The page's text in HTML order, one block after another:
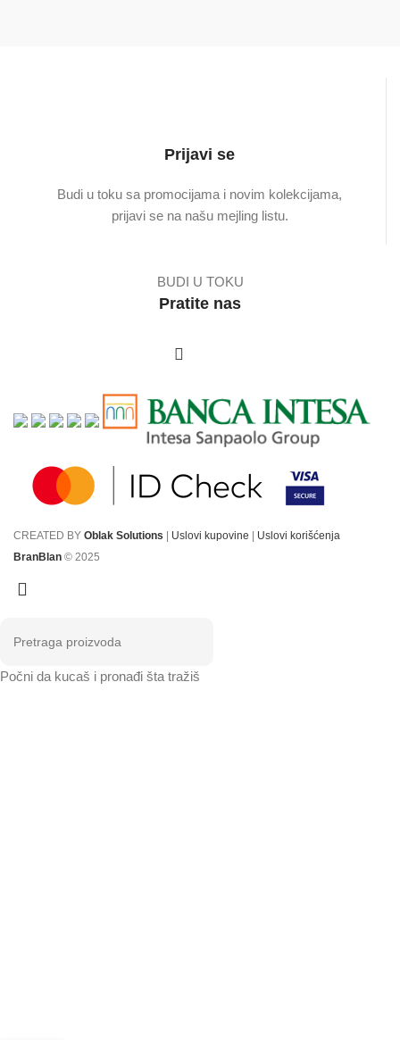
Prijavi se
Budi u toku sa promocijama i novim kolekcijama,
prijavi se na našu mejling listu.
BUDI U TOKU
Pratite nas
CREATED BY Oblak Solutions Uslovi kupovine
Uslovi korišćenja
BranBlan © 2025
Počni da kucaš i pronađi šta tražiš